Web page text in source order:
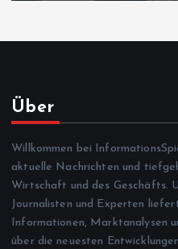
Über
Willkommen bei
aktuelle Nachrichten und
Wirtschaft und des Geschäfts.
Journalisten und Experten
Informationen, Marktanalysen
über die neuesten